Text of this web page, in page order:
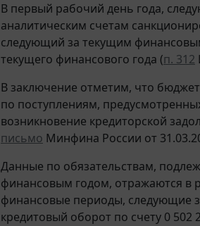
В первый рабочий день года,
аналитическим счетам
следующий за текущим
текущего финансового года (п. 312
В заключение отметим, что
по поступлениям,
возникновение кредиторской
письмо Минфина России от
Данные по обязательствам,
финансовым годом, отражаются в
финансовые периоды, следующие
кредитовый оборот по счету 0 502